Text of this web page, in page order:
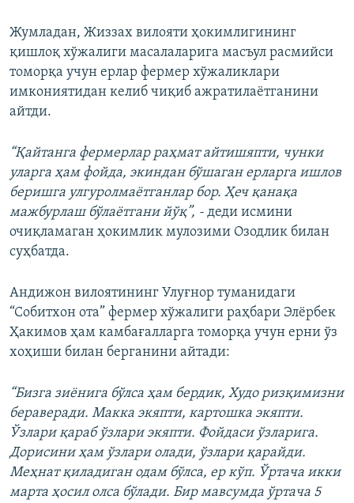
Жумладан, Жиззах вилояти ҳокимлигининг
қишлоқ хўжалиги масалаларига масъул расмийси
томорқа учун ерлар фермер хўжаликлари
имкониятидан келиб чиқиб ажратилаётганини
айтди.
“Қайтанга фермерлар раҳмат айтишяпти, чунки
уларга ҳам фойда, экиндан бўшаган ерларга ишлов
беришга улгуролмаётганлар бор. Ҳеч қанақа
мажбурлаш бўлаётгани йўқ”, - деди исмини
очиқламаган ҳокимлик мулозими Озодлик билан
суҳбатда.
Андижон вилоятининг Улуғнор туманидаги
“Собитхон ота” фермер хўжалиги раҳбари Элёрбек
Ҳакимов ҳам камбағалларга томорқа учун ерни ўз
хоҳиши билан берганини айтади:
“Бизга зиёнига бўлса ҳам бердик, Худо ризқимизни
бераверади. Макка экяпти, картошка экяпти.
Ўзлари қараб ўзлари экяпти. Фойдаси ўзларига.
Дорисини ҳам ўзлари олади, ўзлари қарайди.
Меҳнат қиладиган одам бўлса, ер кўп. Ўртача икки
марта ҳосил олса бўлади. Бир мавсумда ўртача 5